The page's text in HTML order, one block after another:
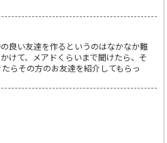
良い友達を作るというのはなかなか難
けて、メアドくらいまで聞けたら、そ
らその方のお友達を紹介してもらっ